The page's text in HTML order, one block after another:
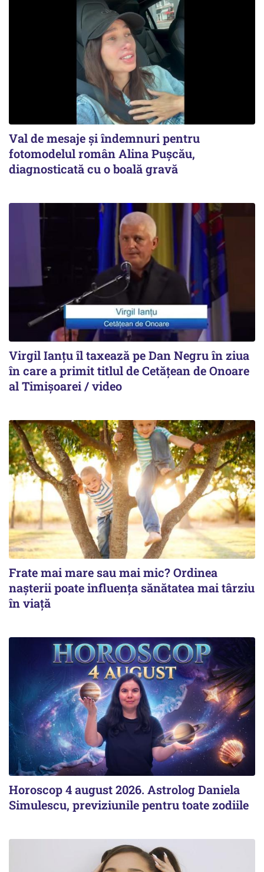
Val de mesaje și îndemnuri pentru
fotomodelul român Alina Pușcău,
diagnosticată cu o boală gravă
Virgil Ianțu îl taxează pe Dan Negru în ziua
în care a primit titlul de Cetățean de Onoare
al Timișoarei / video
Frate mai mare sau mai mic? Ordinea
nașterii poate influența sănătatea mai târziu
în viață
Horoscop 4 august 2026. Astrolog Daniela
Simulescu, previziunile pentru toate zodiile